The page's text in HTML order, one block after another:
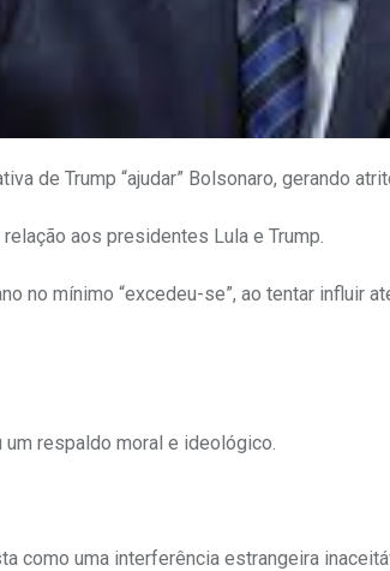
de Trump “ajudar” Bolsonaro, gerando
aos presidentes Lula e Trump.
no mínimo “excedeu-se”, ao tentar influir
respaldo moral e ideológico.
como uma interferência estrangeira